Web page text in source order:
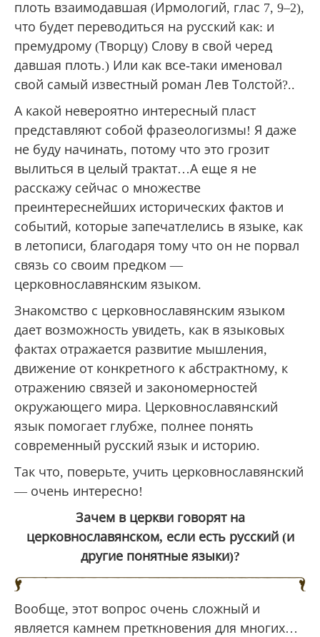
плоть взаимодавшая (Ирмологий, глас 7, 9–2),
что будет переводиться на русский как: и
премудрому (Творцу) Слову в свой черед
давшая плоть.) Или как все-таки именовал
свой самый известный роман Лев Толстой?..
А какой невероятно интересный пласт
представляют собой фразеологизмы! Я даже
не буду начинать, потому что это грозит
вылиться в целый трактат…А еще я не
расскажу сейчас о множестве
преинтереснейших исторических фактов и
событий, которые запечатлелись в языке, как
в летописи, благодаря тому что он не порвал
связь со своим предком —
церковнославянским языком.
Знакомство с церковнославянским языком
дает возможность увидеть, как в языковых
фактах отражается развитие мышления,
движение от конкретного к абстрактному, к
отражению связей и закономерностей
окружающего мира. Церковнославянский
язык помогает глубже, полнее понять
современный русский язык и историю.
Так что, поверьте, учить церковнославянский
— очень интересно!
Зачем в церкви говорят на
церковнославянском, если есть русский (и
другие понятные языки)?
Вообще, этот вопрос очень сложный и
является камнем преткновения для многих…